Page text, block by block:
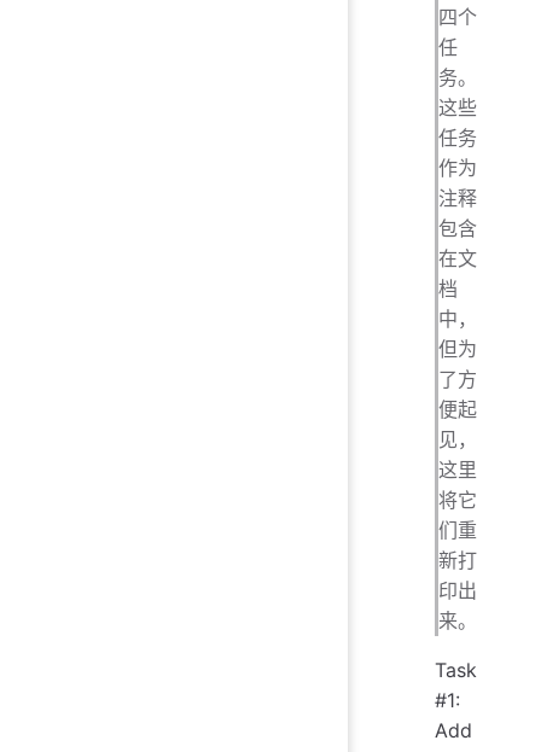
四个
任
务。
这些
任务
作为
注释
包含
在文
档
中，
但为
了方
便起
见，
这里
将它
们重
新打
印出
来。
Task
#1:
Add